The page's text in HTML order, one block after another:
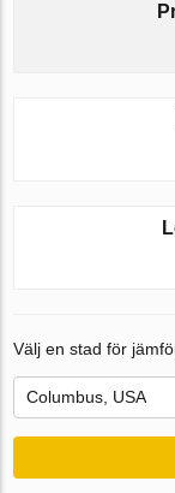
Välj en stad för